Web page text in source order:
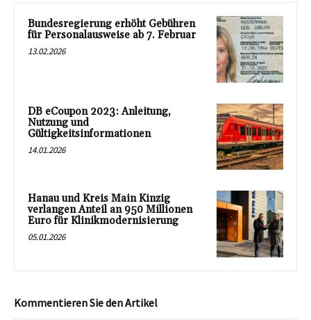
Bundesregierung erhöht Gebühren
für Personalausweise ab 7. Februar
13.02.2026
DB eCoupon 2023: Anleitung,
Nutzung und
Gültigkeitsinformationen
14.01.2026
Hanau und Kreis Main Kinzig
verlangen Anteil an 950 Millionen
Euro für Klinikmodernisierung
05.01.2026
Kommentieren Sie den Artikel